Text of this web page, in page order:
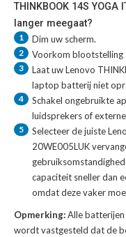
THINKBOOK 14S
langer meegaat?
1 Dim uw scherm.
2 Voorkom blootstelling
3 Laat uwLenovo
laptop batterijniet
4
Schakel ongebruikte
luidsprekers of
5 Selecteer de juiste
20WE005LUK
capaciteit sneller dan
omdat deze vaker
Opmerking:Alle
wordt vastgesteld dat de